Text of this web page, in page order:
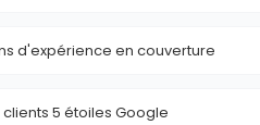
d'expérience en couverture
clients 5 étoiles Google